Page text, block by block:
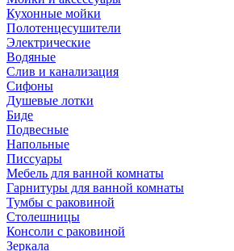
Кухонные мойки
Полотенцесушители
Электрические
Водяные
Слив и канализация
Сифоны
Душевые лотки
Биде
Подвесные
Напольные
Писсуары
Мебель для ванной комнаты
Гарнитуры для ванной комнаты
Тумбы с раковиной
Столешницы
Консоли с раковиной
Зеркала